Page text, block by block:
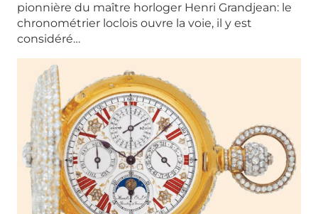
pionnière du maître horloger Henri Grandjean: le
chronométrier loclois ouvre la voie, il y est
considéré…